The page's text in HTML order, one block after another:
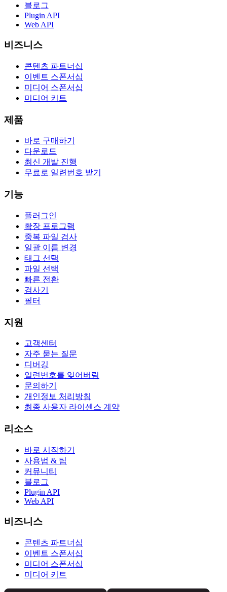
블로그
Plugin API
Web API
비즈니스
콘텐츠 파트너십
이벤트 스폰서십
미디어 스폰서십
미디어 키트
제품
바로 구매하기
다운로드
최신 개발 진행
무료로 일련번호 받기
기능
플러그인
확장 프로그램
중복 파일 검사
일괄 이름 변경
태그 선택
파일 선택
빠른 전환
검사기
필터
지원
고객센터
자주 묻는 질문
디버깅
일련번호를 잊어버림
문의하기
개인정보 처리방침
최종 사용자 라이센스 계약
리소스
바로 시작하기
사용법 & 팁
커뮤니티
블로그
Plugin API
Web API
비즈니스
콘텐츠 파트너십
이벤트 스폰서십
미디어 스폰서십
미디어 키트